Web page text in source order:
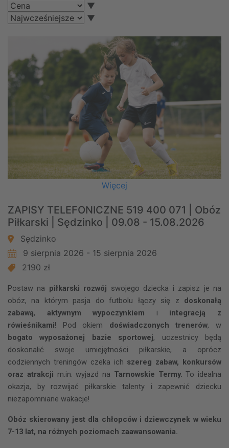
▼
▼
Więcej
ZAPISY TELEFONICZNE 519 400 071 | Obóz
Piłkarski | Sędzinko | 09.08 - 15.08.2026
Sędzinko
9 sierpnia 2026 - 15 sierpnia 2026
2190 zł
Postaw na piłkarski rozwój swojego dziecka i zapisz je na
obóz, na którym pasja do futbolu łączy się z doskonałą
zabawą, aktywnym wypoczynkiem i integracją z
rówieśnikami! Pod okiem doświadczonych trenerów, w
bogato wyposażonej bazie sportowej, uczestnicy będą
doskonalić swoje umiejętności piłkarskie, a oprócz
codziennych treningów czeka ich szereg zabaw, konkursów
oraz atrakcji m.in.wyjazd na Tarnowskie Termy. To idealna
okazja, by rozwijać piłkarskie talenty i zapewnić dziecku
niezapomniane wakacje!
Obóz skierowany jest dla chłopców i dziewczynek w wieku
7-13 lat, na różnych poziomach zaawansowania.